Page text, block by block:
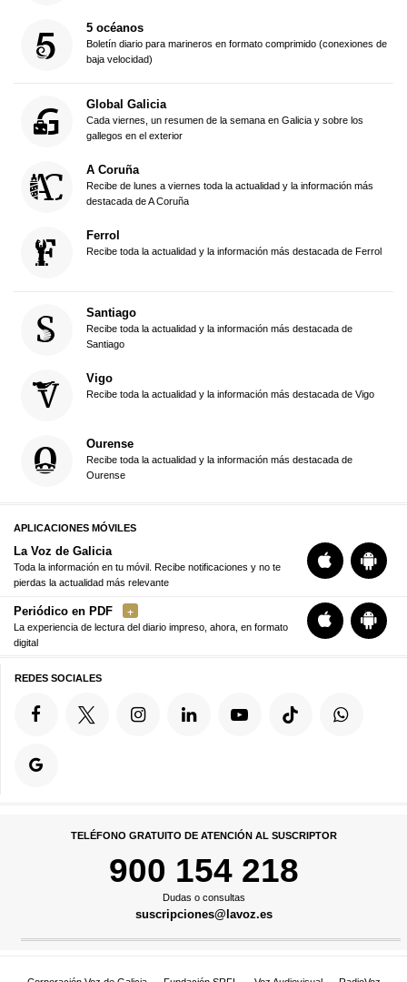
5 océanos
Boletín diario para marineros en formato comprimido (conexiones de
baja velocidad)
Global Galicia
Cada viernes, un resumen de la semana en Galicia y sobre los
gallegos en el exterior
A Coruña
Recibe de lunes a viernes toda la actualidad y la información más
destacada de A Coruña
Ferrol
Recibe toda la actualidad y la información más destacada de Ferrol
Santiago
Recibe toda la actualidad y la información más destacada de
Santiago
Vigo
Recibe toda la actualidad y la información más destacada de Vigo
Ourense
Recibe toda la actualidad y la información más destacada de
Ourense
APLICACIONES MÓVILES
La Voz de Galicia
Toda la información en tu móvil. Recibe notificaciones y no te
pierdas la actualidad más relevante
Periódico en PDF
La experiencia de lectura del diario impreso, ahora, en formato
digital
REDES SOCIALES
TELÉFONO GRATUITO DE ATENCIÓN AL SUSCRIPTOR
900 154 218
Dudas o consultas
suscripciones@lavoz.es